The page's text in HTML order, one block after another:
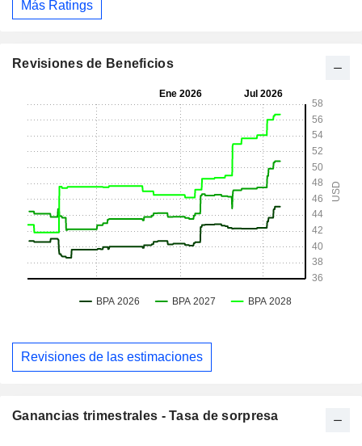
Más Ratings
Revisiones de Beneficios
Revisiones de las estimaciones
Ganancias trimestrales - Tasa de sorpresa